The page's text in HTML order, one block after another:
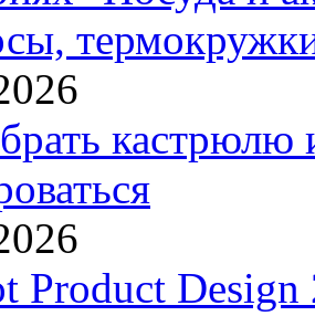
кастрюлю
Product Design